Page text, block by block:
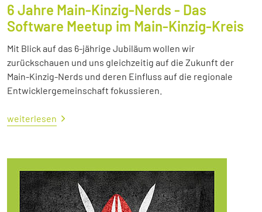
6 Jahre Main-Kinzig-Nerds - Das
Software Meetup im Main-Kinzig-Kreis
Mit Blick auf das 6-jährige Jubiläum wollen wir
zurückschauen und uns gleichzeitig auf die Zukunft der
Main-Kinzig-Nerds und deren Einfluss auf die regionale
Entwicklergemeinschaft fokussieren.
weiterlesen